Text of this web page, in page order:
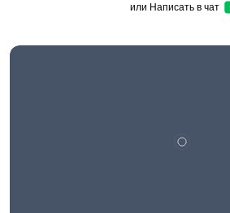
или Написать в чат